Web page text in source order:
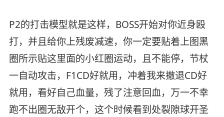
P2的打击模型就是这样，BOSS开始对你近身殴
打，并且给你上残废减速，你一定要贴着上图黑
圈所示贴这里面的小红圈运动，且不能停，节杖
一自动攻击，F1CD好就用，冲着我来撤退CD好
就用，看好自己血量，残了注意回血，万一不幸
跑不出圈无敌开个，这个时候看到处裂隙球开圣